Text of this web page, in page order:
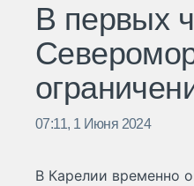
В первых
07:11, 1 Июня 2024
В Карелии временно